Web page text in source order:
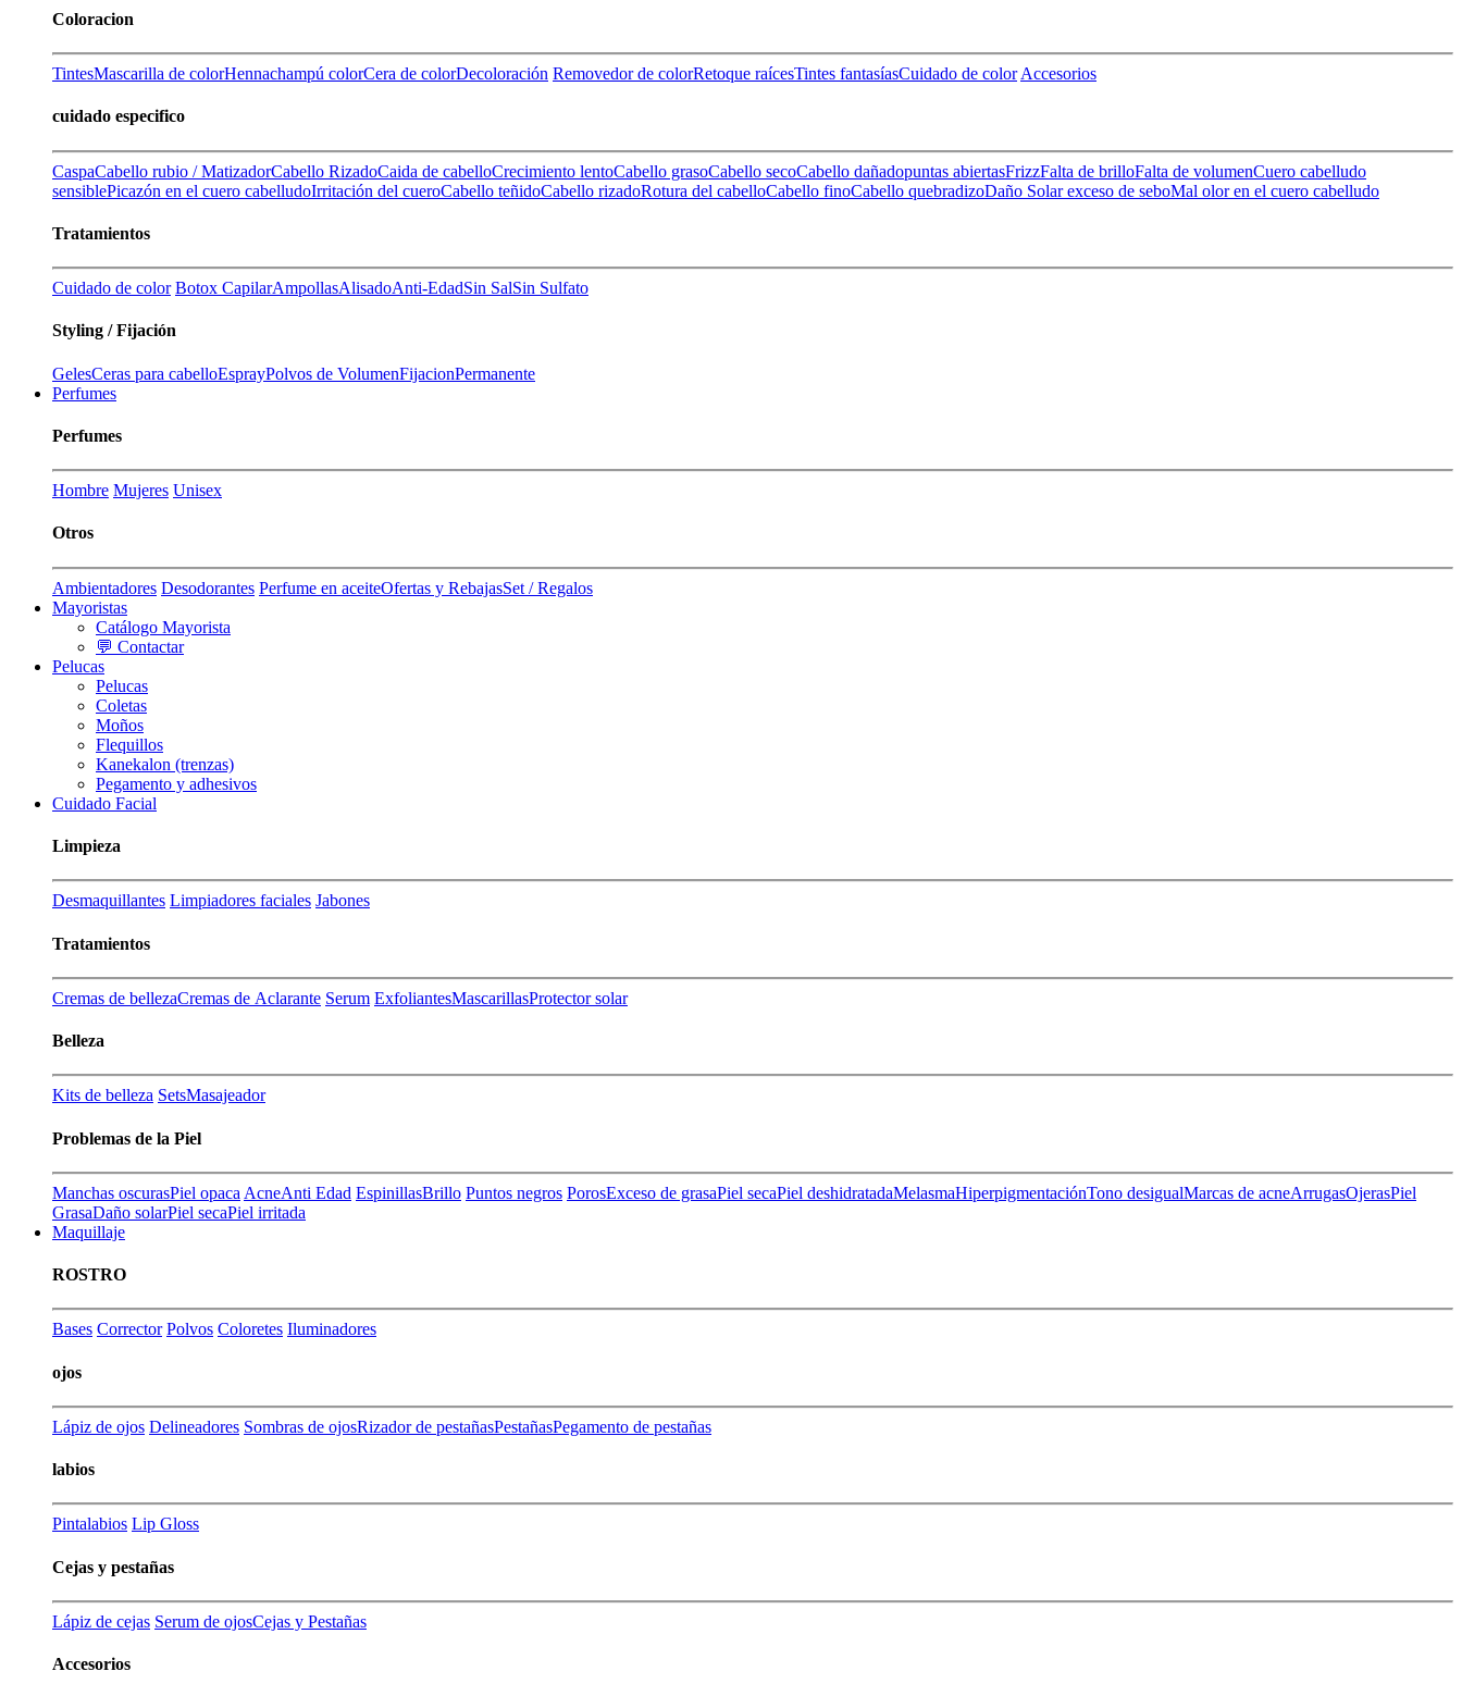
Coloracion
TintesMascarilla de colorHennachampú colorCera de colorDecoloración Removedor de colorRetoque raícesTintes fantasíasCuidado de color Accesorios
cuidado especifico
CaspaCabello rubio / MatizadorCabello RizadoCaida de cabelloCrecimiento lentoCabello grasoCabello secoCabello dañadopuntas abiertasFrizzFalta de brilloFalta de volumenCuero cabelludo
sensiblePicazón en el cuero cabelludoIrritación del cueroCabello teñidoCabello rizadoRotura del cabelloCabello finoCabello quebradizoDaño Solarexceso de seboMal olor en el cuero cabelludo
Tratamientos
Cuidado de color Botox CapilarAmpollasAlisadoAnti-EdadSin SalSin Sulfato
Styling / Fijación
GelesCeras para cabelloEsprayPolvos de VolumenFijacionPermanente
Perfumes
Perfumes
Hombre Mujeres Unisex
Otros
Ambientadores Desodorantes Perfume en aceiteOfertas y RebajasSet / Regalos
Mayoristas
Catálogo Mayorista
💬 Contactar
Pelucas
Pelucas
Coletas
Moños
Flequillos
Kanekalon (trenzas)
Pegamento y adhesivos
Cuidado Facial
Limpieza
Desmaquillantes Limpiadores faciales Jabones
Tratamientos
Cremas de bellezaCremas de Aclarante Serum ExfoliantesMascarillasProtector solar
Belleza
Kits de belleza SetsMasajeador
Problemas de la Piel
Manchas oscurasPiel opaca AcneAnti Edad EspinillasBrillo Puntos negros PorosExceso de grasaPiel secaPiel deshidratadaMelasmaHiperpigmentaciónTono desigualMarcas de acneArrugasOjerasPiel
GrasaDaño solarPiel secaPiel irritada
Maquillaje
ROSTRO
Bases Corrector Polvos Coloretes Iluminadores
ojos
Lápiz de ojos Delineadores Sombras de ojosRizador de pestañasPestañasPegamento de pestañas
labios
Pintalabios Lip Gloss
Cejas y pestañas
Lápiz de cejas Serum de ojosCejas y Pestañas
Accesorios